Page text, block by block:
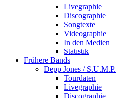
Livegraphie
Discographie
Songtexte
Videographie
In den Medien
Statistik
Frühere Bands
Depp Jones / S.U.M.P.
Tourdaten
Livegraphie
Discographie